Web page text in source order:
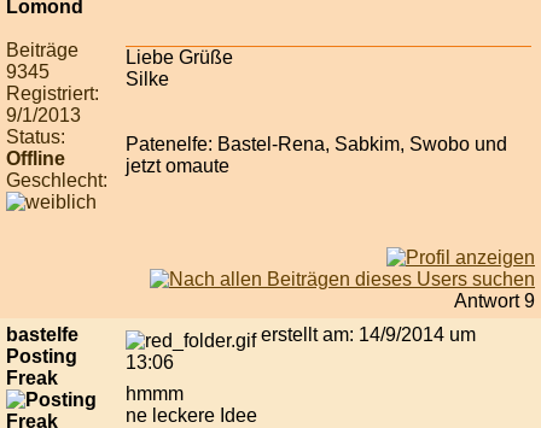
Beiträge
9345
Registriert:
9/1/2013
Status:
Offline
Geschlecht:
Liebe Grüße
Silke
Patenelfe: Bastel-Rena, Sabkim, Swobo und
jetzt omaute
Antwort 9
bastelfe
Posting
Freak
erstellt am: 14/9/2014 um
13:06
hmmm
ne leckere Idee